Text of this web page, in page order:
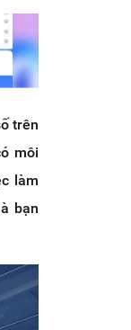
trên
môi
làm
bạn